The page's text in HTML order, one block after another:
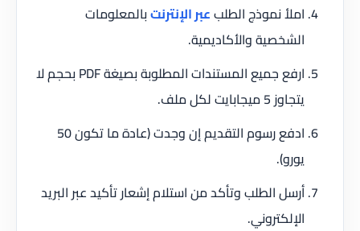
املأ نموذج الطلبعبر الإنترنتبالمعلومات
الشخصية والأكاديمية.
ارفع جميع المستندات المطلوبة بصيغة PDF بحجم لا
يتجاوز 5 ميجابايت لكل ملف.
ادفع رسوم التقديم إن وجدت (عادة ما تكون 50
يورو).
أرسل الطلب وتأكد من استلام إشعار تأكيد عبر البريد
الإلكتروني.